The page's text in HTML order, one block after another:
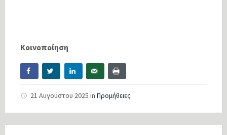
Κοινοποίηση
21 Αυγούστου 2025 in Προμήθειες